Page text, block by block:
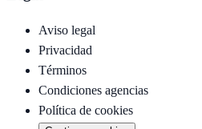
Aviso legal
Privacidad
Términos
Condiciones agencias
Política de cookies